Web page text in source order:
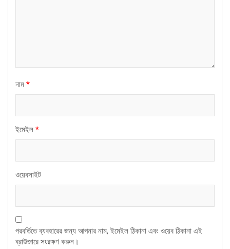
নাম *
ইমেইল *
ওয়েবসাইট
পরবর্তিতে ব্যবহারের জন্য আপনার নাম, ইমেইল ঠিকানা এবং ওয়েব ঠিকানা এই
ব্রাউজারে সংরক্ষণ করুন।